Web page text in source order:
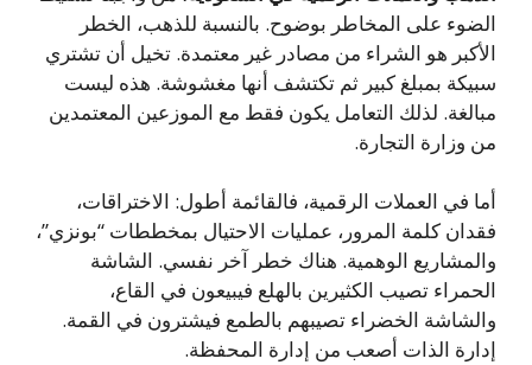
الضوء على المخاطر بوضوح. بالنسبة للذهب، الخطر
الأكبر هو الشراء من مصادر غير معتمدة. تخيل أن تشتري
سبيكة بمبلغ كبير ثم تكتشف أنها مغشوشة. هذه ليست
مبالغة. لذلك التعامل يكون فقط مع الموزعين المعتمدين
من وزارة التجارة.
أما في العملات الرقمية، فالقائمة أطول: الاختراقات،
فقدان كلمة المرور، عمليات الاحتيال بمخططات “بونزي”،
والمشاريع الوهمية. هناك خطر آخر نفسي. الشاشة
الحمراء تصيب الكثيرين بالهلع فيبيعون في القاع،
والشاشة الخضراء تصيبهم بالطمع فيشترون في القمة.
إدارة الذات أصعب من إدارة المحفظة.